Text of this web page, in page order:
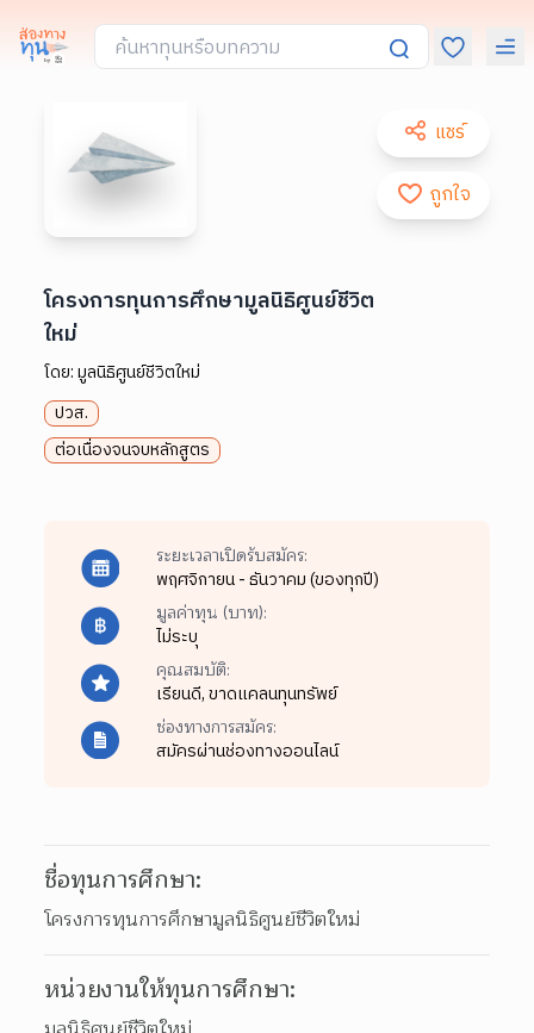
แชร์
ถูกใจ
โครงการทุนการศึกษามูลนิธิศูนย์ชีวิต
ใหม่
โดย:มูลนิธิศูนย์ชีวิตใหม่
ปวส.
ต่อเนื่องจนจบหลักสูตร
ระยะเวลาเปิดรับสมัคร:
พฤศจิกายน - ธันวาคม (ของทุกปี)
มูลค่าทุน (บาท):
ไม่ระบุ
คุณสมบัติ:
เรียนดี,ขาดแคลนทุนทรัพย์
ช่องทางการสมัคร:
สมัครผ่านช่องทางออนไลน์
ชื่อทุนการศึกษา:
โครงการทุนการศึกษามูลนิธิศูนย์ชีวิตใหม่
หน่วยงานให้ทุนการศึกษา: